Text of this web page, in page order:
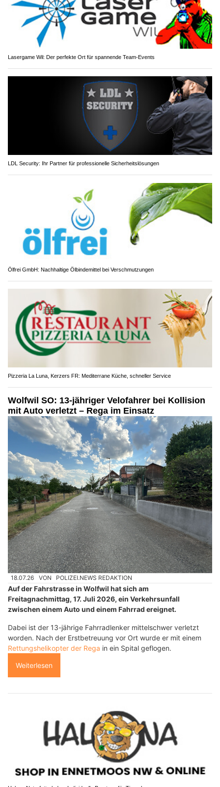
Lasergame Wil: Der perfekte Ort für spannende Team-Events
LDL Security: Ihr Partner für professionelle Sicherheitslösungen
Ölfrei GmbH: Nachhaltige Ölbindemittel bei Verschmutzungen
Pizzeria La Luna, Kerzers FR: Mediterrane Küche, schneller Service
Wolfwil SO: 13-jähriger Velofahrer bei Kollision
mit Auto verletzt – Rega im Einsatz
18.07.26 VON POLIZEI.NEWS REDAKTION
Auf der Fahrstrasse in Wolfwil hat sich am
Freitagnachmittag, 17. Juli 2026, ein Verkehrsunfall
zwischen einem Auto und einem Fahrrad ereignet.
Dabei ist der 13-jährige Fahrradlenker mittelschwer verletzt
worden. Nach der Erstbetreuung vor Ort wurde er mit einem
Rettungshelikopter der Rega in ein Spital geflogen.
Weiterlesen